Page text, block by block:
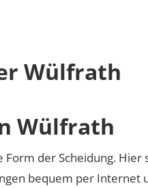
Wülfrath
Wülfrath
Form der Scheidung.
bequem per Internet